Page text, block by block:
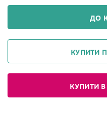
ДО
КУПИТИ
КУПИТИ